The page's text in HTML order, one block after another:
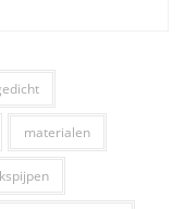
materialen